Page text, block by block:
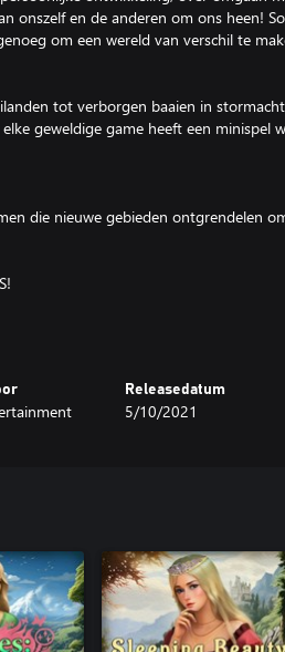
onszelf en de anderen om ons heen!
om een wereld van verschil te
tot verborgen baaien in
geweldige game heeft een minispel
die nieuwe gebieden ontgrendelen
wereld te redden!
de moed te vinden om hun ware
Releasedatum
5/10/2021